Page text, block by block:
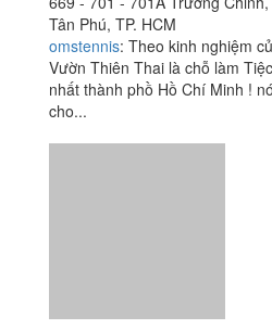
669 - 701 - 701A Trường Chinh,
Tân Phú, TP. HCM
omstennis: Theo kinh nghiệm
Vườn Thiên Thai là chỗ làm
nhất thành phồ Hồ Chí Minh !